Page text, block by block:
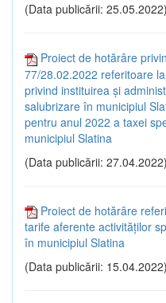
(Data publicării: 25.05.2022)
Proiect de hotărâre
77/28.02.2022 referitoare
privind instituirea și
salubrizare în municipiul
pentru anul 2022 a taxei
municipiul Slatina
(Data publicării: 27.04.2022)
Proiect de hotărâre
tarife aferente activităților
în municipiul Slatina
(Data publicării: 15.04.2022)